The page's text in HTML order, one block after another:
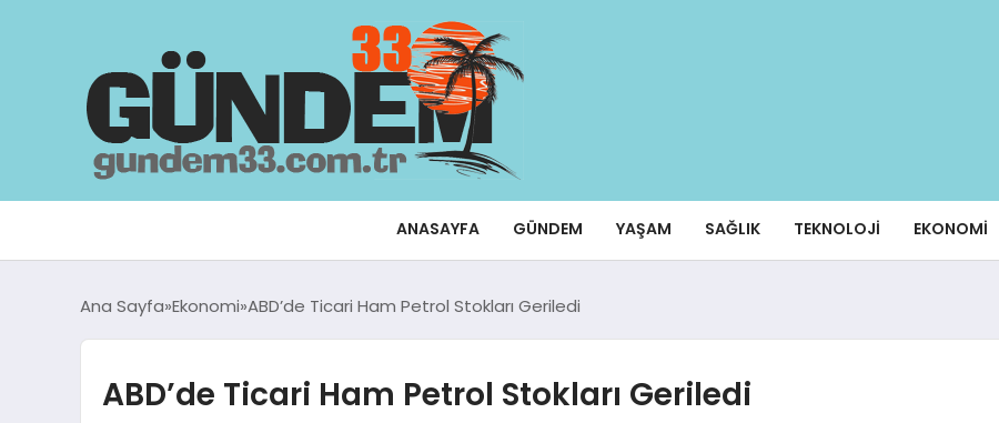
ANASAYFA GÜNDEM YAŞAM SAĞLIK TEKNOLOJI EKONOMI
Ana Sayfa Ekonomi ABD’de Ticari Ham Petrol Stokları Geriledi
ABD’de Ticari Ham Petrol Stokları Geriledi